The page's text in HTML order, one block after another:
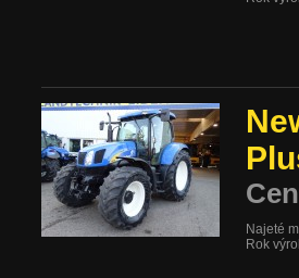
Najeté
Rok